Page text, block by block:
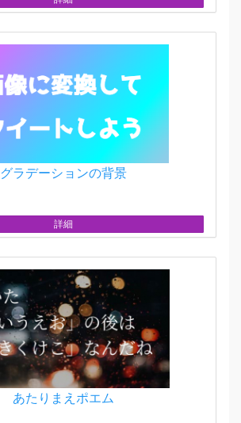
グラデーションの背景
詳細
あたりまえポエム